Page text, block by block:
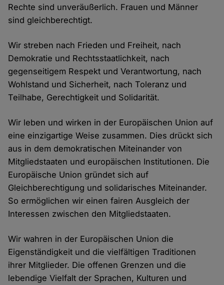
Rechte sind unveräußerlich. Frauen und Männer
sind gleichberechtigt.
Wir streben nach Frieden und Freiheit, nach
Demokratie und Rechtsstaatlichkeit, nach
gegenseitigem Respekt und Verantwortung, nach
Wohlstand und Sicherheit, nach Toleranz und
Teilhabe, Gerechtigkeit und Solidarität.
Wir leben und wirken in der Europäischen Union auf
eine einzigartige Weise zusammen. Dies drückt sich
aus in dem demokratischen Miteinander von
Mitgliedstaaten und europäischen Institutionen. Die
Europäische Union gründet sich auf
Gleichberechtigung und solidarisches Miteinander.
So ermöglichen wir einen fairen Ausgleich der
Interessen zwischen den Mitgliedstaaten.
Wir wahren in der Europäischen Union die
Eigenständigkeit und die vielfältigen Traditionen
ihrer Mitglieder. Die offenen Grenzen und die
lebendige Vielfalt der Sprachen, Kulturen und